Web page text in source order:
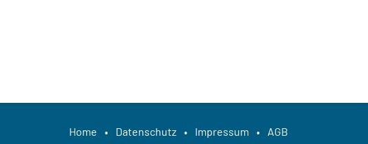
Home • Datenschutz • Impressum • AGB